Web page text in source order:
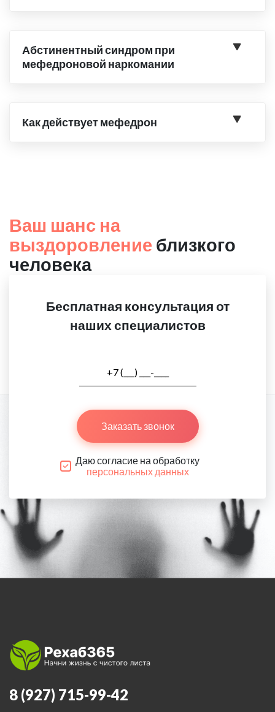
Абстинентный синдром при
мефедроновой наркомании
Как действует мефедрон
Ваш шанс на
выздоровление близкого
человека
Бесплатная консультация от
наших специалистов
Заказать звонок
Даю согласие на обработку
персональных данных
8 (927) 715-99-42